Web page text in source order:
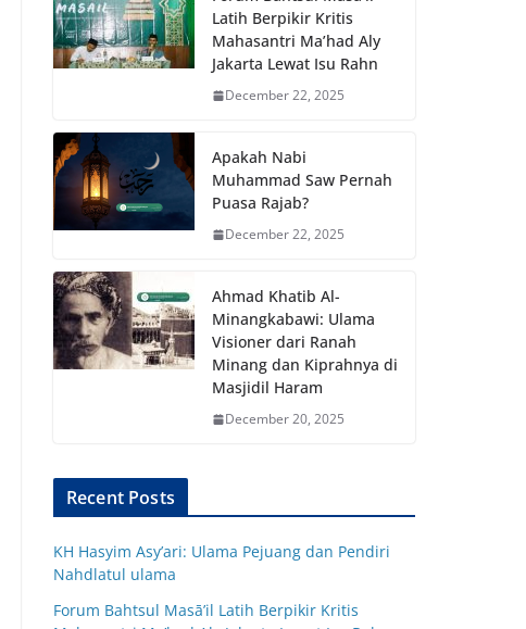
Latih Berpikir Kritis
Mahasantri Ma’had Aly
Jakarta Lewat Isu Rahn
December 22, 2025
Apakah Nabi
Muhammad Saw Pernah
Puasa Rajab?
December 22, 2025
Ahmad Khatib Al-
Minangkabawi: Ulama
Visioner dari Ranah
Minang dan Kiprahnya di
Masjidil Haram
December 20, 2025
Recent Posts
KH Hasyim Asy’ari: Ulama Pejuang dan Pendiri
Nahdlatul ulama
Forum Bahtsul Masā’il Latih Berpikir Kritis